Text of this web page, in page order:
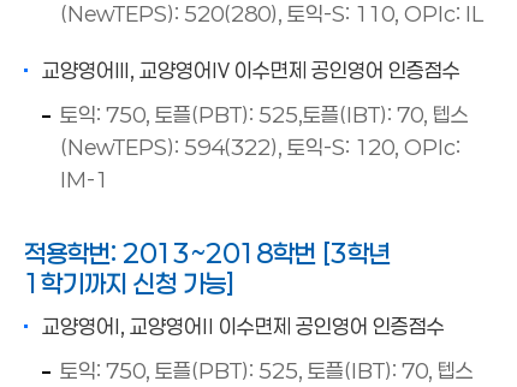
(NewTEPS): 520(280), 토익-S: 110, OPIc: IL
교양영어Ⅲ, 교양영어Ⅳ 이수면제 공인영어 인증점수
토익: 750, 토플(PBT): 525,토플(IBT): 70, 텝스
(NewTEPS): 594(322), 토익-S: 120, OPIc:
IM-1
적용학번: 2013~2018학번 [3학년
1학기까지 신청 가능]
교양영어Ⅰ, 교양영어Ⅱ 이수면제 공인영어 인증점수
토익: 750, 토플(PBT): 525, 토플(IBT): 70, 텝스